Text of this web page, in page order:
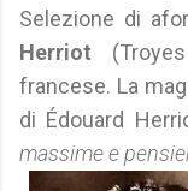
Selezione di
Herriot
francese. La
di Édouard
massime e